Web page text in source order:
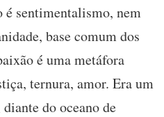
é sentimentalismo, nem
base comum dos
é uma metáfora
ternura, amor. Era um
do oceano de